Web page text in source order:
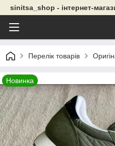
sinitsa_shop - інтернет-
Перелік товарів
Новинка